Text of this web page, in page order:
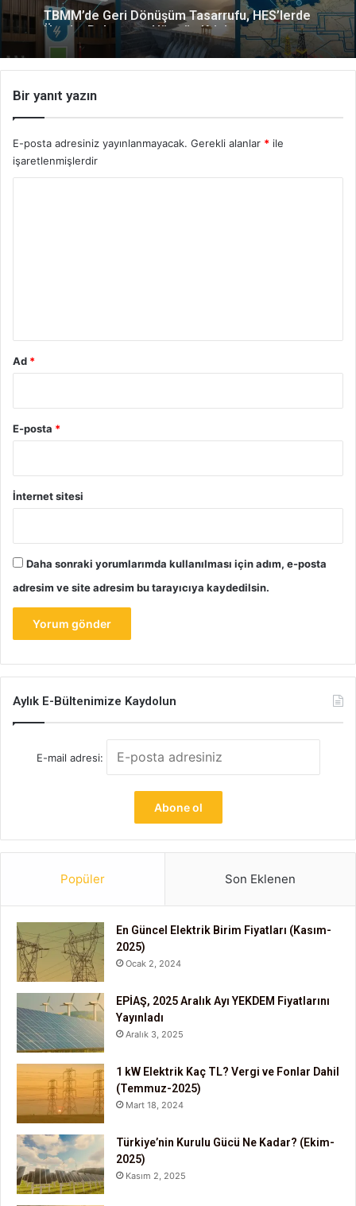
TBMM’de Geri Dönüşüm Tasarrufu, HES’lerde
Üretim Rekoru ve Hürmüz Krizi
Bir yanıt yazın
E-posta adresiniz yayınlanmayacak. Gerekli alanlar * ile
işaretlenmişlerdir
Ad *
E-posta *
İnternet sitesi
Daha sonraki yorumlarımda kullanılması için adım, e-posta
adresim ve site adresim bu tarayıcıya kaydedilsin.
Aylık E-Bültenimize Kaydolun
E-mail adresi:
Popüler Son Eklenen
En Güncel Elektrik Birim Fiyatları (Kasım-
2025)
Ocak 2, 2024
EPİAŞ, 2025 Aralık Ayı YEKDEM Fiyatlarını
Yayınladı
Aralık 3, 2025
1 kW Elektrik Kaç TL? Vergi ve Fonlar Dahil
(Temmuz-2025)
Mart 18, 2024
Türkiye’nin Kurulu Gücü Ne Kadar? (Ekim-
2025)
Kasım 2, 2025